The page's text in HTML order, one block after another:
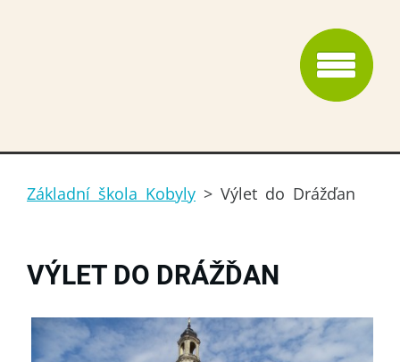
Základní škola Kobyly > Výlet do Drážďan
VÝLET DO DRÁŽĎAN